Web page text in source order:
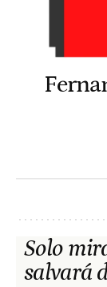
Solo
salvará